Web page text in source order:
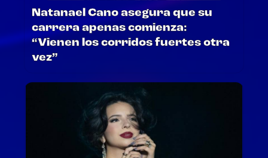
Natanael Cano asegura que su
carrera apenas comienza:
“Vienen los corridos fuertes otra
vez”